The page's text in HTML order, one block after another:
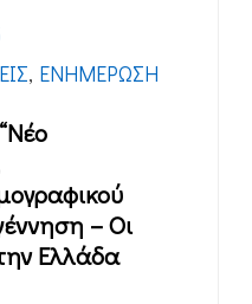
, ΕΝΗΜΈΡΩΣΗ
– Οι
Ελλάδα